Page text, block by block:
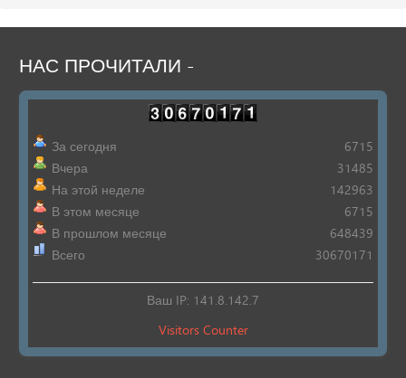
НАС ПРОЧИТАЛИ -
За сегодня
Вчера
На этой неделе
В этом месяце
В прошлом месяце
Всего
6715
31485
142963
6715
648439
30670171
Ваш IP: 141.8.142.7
Visitors Counter